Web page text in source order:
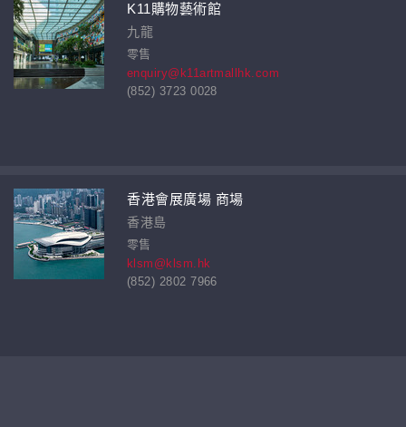
K11購物藝術館
九龍
零售
enquiry@k11artmallhk.com
(852) 3723 0028
香港會展廣場 商場
香港島
零售
klsm@klsm.hk
(852) 2802 7966